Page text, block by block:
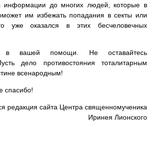
информации до многих людей, которые в
им избежать попадания в секты или
уже оказался в этих бесчеловечных
вашей помощи. Не оставайтесь
дело противостояния тоталитарным
всенародным!
спасибо!
редакция сайта Центра священномученика
Иринея Лионского